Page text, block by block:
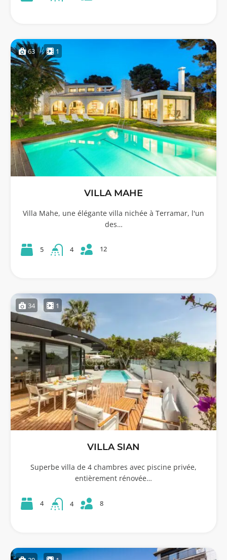
63 1
VILLA MAHE
Villa Mahe, une élégante villa nichée à Terramar, l'un
des…
5 4 12
34 1
VILLA SIAN
Superbe villa de 4 chambres avec piscine privée,
entièrement rénovée…
4 4 8